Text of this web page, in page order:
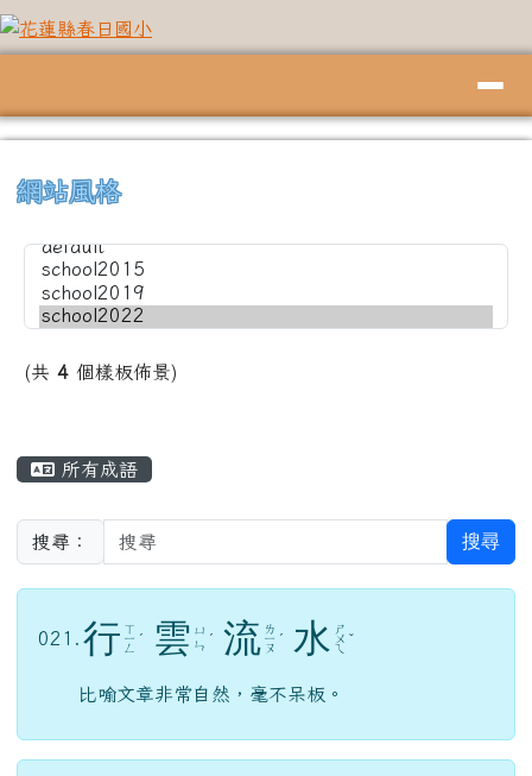
跳至主內容區
花蓮縣春日國小
網站風格
(共 4 個樣板佈景)
所有成語
搜尋： 搜尋
021. 行 ㄒ
ㄧ
ㄥ
ˊ 雲 ㄩ
ㄣ ˊ 流 ㄌ
ㄧ
ㄡ
ˊ 水 ㄕ
ㄨ
ㄟ
ˇ
比喻文章非常自然，毫不呆板。